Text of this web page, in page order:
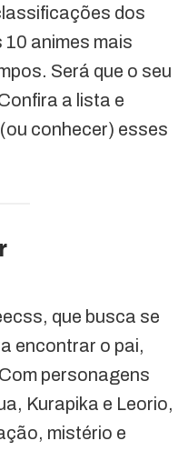
dos
animes mais
Será que o seu
a lista e
conhecer) esses
que busca se
encontrar o pai,
personagens
Kurapika e Leorio,
mistério e